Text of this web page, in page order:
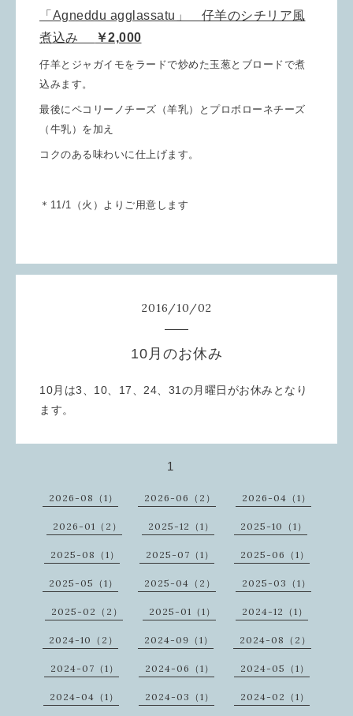
「Agneddu agglassatu」 仔羊のシチリア風
煮込み
￥2,000
仔羊とジャガイモをラードで炒めた玉葱とブロードで煮
込みます。
最後にペコリーノチーズ（羊乳）とプロボローネチーズ
（牛乳）を加え
コクのある味わいに仕上げます。
＊11/1（火）よりご用意します
2016/10/02
10月のお休み
10月は3、10、17、24、31の月曜日がお休みとなり
ます。
1
2026-08（1） 2026-06（2） 2026-04（1）
2026-01（2） 2025-12（1） 2025-10（1）
2025-08（1） 2025-07（1） 2025-06（1）
2025-05（1） 2025-04（2） 2025-03（1）
2025-02（2） 2025-01（1） 2024-12（1）
2024-10（2） 2024-09（1） 2024-08（2）
2024-07（1） 2024-06（1） 2024-05（1）
2024-04（1） 2024-03（1） 2024-02（1）